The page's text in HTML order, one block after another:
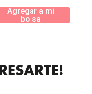
Agregar a mi
bolsa